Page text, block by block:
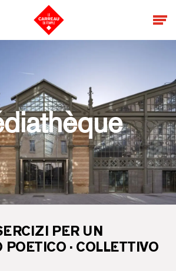
PER UN
· COLLETTIVO